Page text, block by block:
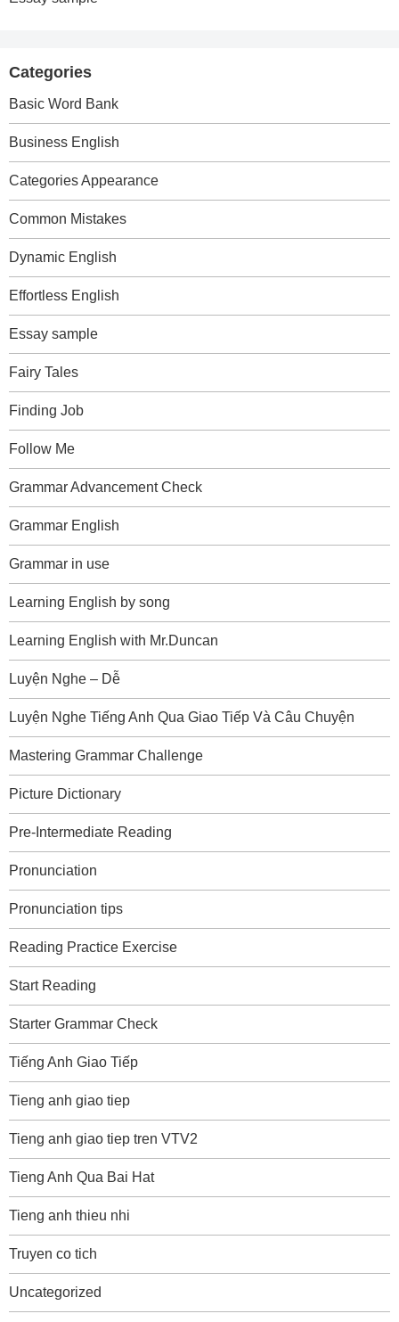
Categories
Basic Word Bank
Business English
Categories Appearance
Common Mistakes
Dynamic English
Effortless English
Essay sample
Fairy Tales
Finding Job
Follow Me
Grammar Advancement Check
Grammar English
Grammar in use
Learning English by song
Learning English with Mr.Duncan
Luyện Nghe – Dễ
Luyện Nghe Tiếng Anh Qua Giao Tiếp Và Câu Chuyện
Mastering Grammar Challenge
Picture Dictionary
Pre-Intermediate Reading
Pronunciation
Pronunciation tips
Reading Practice Exercise
Start Reading
Starter Grammar Check
Tiếng Anh Giao Tiếp
Tieng anh giao tiep
Tieng anh giao tiep tren VTV2
Tieng Anh Qua Bai Hat
Tieng anh thieu nhi
Truyen co tich
Uncategorized